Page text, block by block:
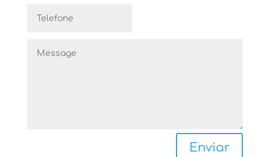
Enviar